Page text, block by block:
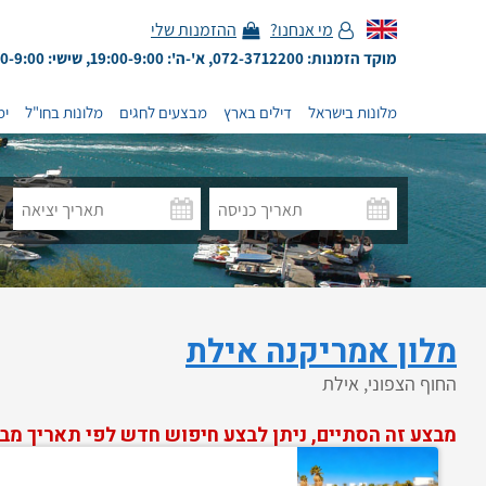
מי אנחנו? ההזמנות שלי
מוקד הזמנות: 072-3712200, א'-ה': 19:00-9:00, שישי: 13:00-9:00
מלונות בישראל דילים בארץ מבצעים לחגים מלונות בחו"ל
מלון אמריקנה אילת
החוף הצפוני, אילת
מבצע זה הסתיים, ניתן לבצע חיפוש חדש לפי תאריך